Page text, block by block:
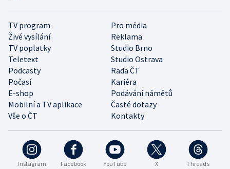
Instagram Facebook YouTube X Threads
TV program
Pro média
Živé vysílání
Reklama
TV poplatky
Studio Brno
Teletext
Studio Ostrava
Podcasty
Rada ČT
Počasí
Kariéra
E-shop
Podávání námětů
Mobilní a TV aplikace
Časté dotazy
Vše o ČT
Kontakty